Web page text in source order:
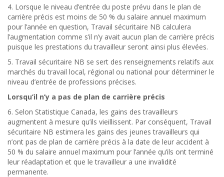
4. Lorsque le niveau d’entrée du poste prévu dans le plan de
carrière précis est moins de 50 % du salaire annuel maximum
pour l’année en question, Travail sécuritaire NB calculera
l’augmentation comme s’il n’y avait aucun plan de carrière précis
puisque les prestations du travailleur seront ainsi plus élevées.
5. Travail sécuritaire NB se sert des renseignements relatifs aux
marchés du travail local, régional ou national pour déterminer le
niveau d’entrée de professions précises.
Lorsqu’il n’y a pas de plan de carrière précis
6. Selon Statistique Canada, les gains des travailleurs
augmentent à mesure qu’ils vieillissent. Par conséquent, Travail
sécuritaire NB estimera les gains des jeunes travailleurs qui
n’ont pas de plan de carrière précis à la date de leur accident à
50 % du salaire annuel maximum pour l’année qu’ils ont terminé
leur réadaptation et que le travailleur a une invalidité
permanente.